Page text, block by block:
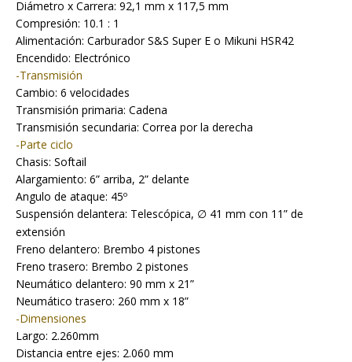
Diámetro x Carrera: 92,1 mm x 117,5 mm
Compresión: 10.1 : 1
Alimentación: Carburador S&S Super E o Mikuni HSR42
Encendido: Electrónico
-Transmisión
Cambio: 6 velocidades
Transmisión primaria: Cadena
Transmisión secundaria: Correa por la derecha
-Parte ciclo
Chasis: Softail
Alargamiento: 6” arriba, 2” delante
Angulo de ataque: 45º
Suspensión delantera: Telescópica, ∅ 41 mm con 11” de
extensión
Freno delantero: Brembo 4 pistones
Freno trasero: Brembo 2 pistones
Neumático delantero: 90 mm x 21”
Neumático trasero: 260 mm x 18”
-Dimensiones
Largo: 2.260mm
Distancia entre ejes: 2.060 mm